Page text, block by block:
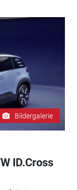
Bildergalerie
ID.Cross